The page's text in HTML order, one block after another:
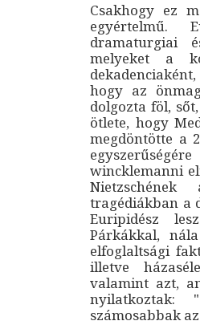
Csakhogy ez
egyértelmű.
dramaturgiai
melyeket a
hogy az
dolgozta föl,
ötlete, hogy
megdöntötte a
wincklemanni
tragédiákban a
Euripidész
Párkákkal,
elfoglaltsági
illetve
valamint azt,
nyilatkoztak:
számosabbak